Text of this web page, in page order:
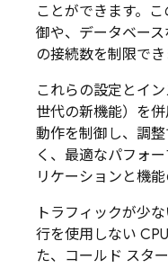
ことができます。
御や、データベー
の接続数を制限でき
これらの設定とイ
世代の新機能）を
動作を制御し、調整
く、最適なパフォ
リケーションと機能
トラフィックが少
行を使用しない
た、コールド スタ